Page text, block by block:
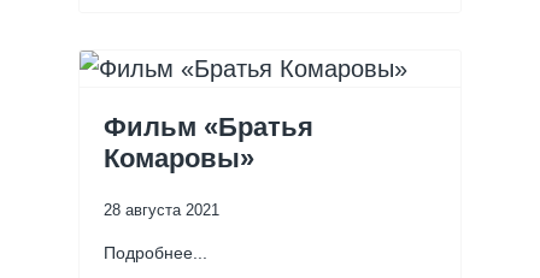
Фильм «Братья
Комаровы»
28 августа 2021
Подробнее...